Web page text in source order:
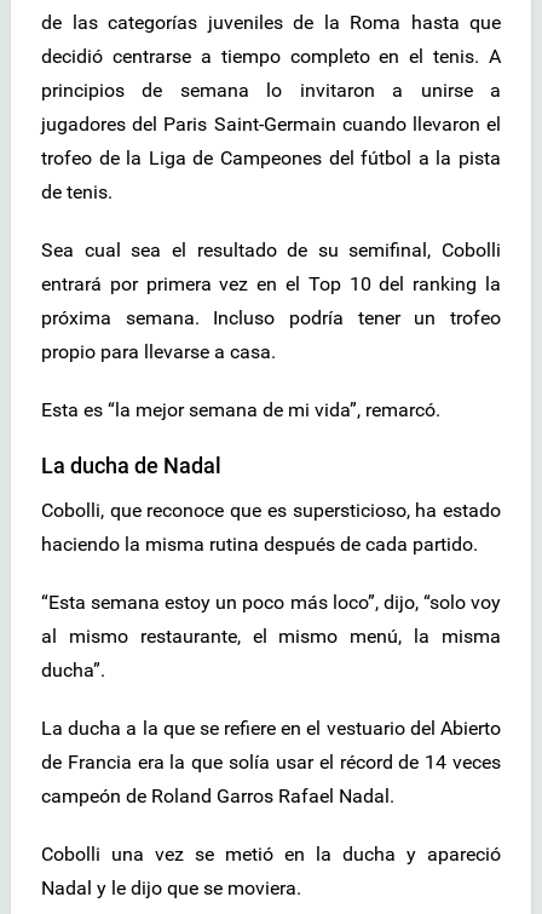
de las categorías juveniles de la Roma hasta que
decidió centrarse a tiempo completo en el tenis. A
principios de semana lo invitaron a unirse a
jugadores del Paris Saint-Germain cuando llevaron el
trofeo de la Liga de Campeones del fútbol a la pista
de tenis.
Sea cual sea el resultado de su semifinal, Cobolli
entrará por primera vez en el Top 10 del ranking la
próxima semana. Incluso podría tener un trofeo
propio para llevarse a casa.
Esta es “la mejor semana de mi vida”, remarcó.
La ducha de Nadal
Cobolli, que reconoce que es supersticioso, ha estado
haciendo la misma rutina después de cada partido.
“Esta semana estoy un poco más loco”, dijo, “solo voy
al mismo restaurante, el mismo menú, la misma
ducha”.
La ducha a la que se refiere en el vestuario del Abierto
de Francia era la que solía usar el récord de 14 veces
campeón de Roland Garros Rafael Nadal.
Cobolli una vez se metió en la ducha y apareció
Nadal y le dijo que se moviera.